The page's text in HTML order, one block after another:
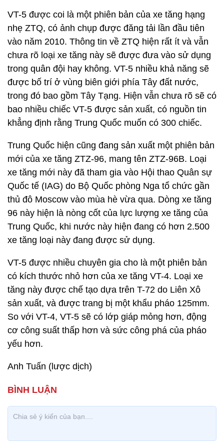
VT-5 được coi là một phiên bản của xe tăng hạng
nhẹ ZTQ, có ảnh chụp được đăng tải lần đầu tiên
vào năm 2010. Thông tin về ZTQ hiện rất ít và vẫn
chưa rõ loại xe tăng này sẽ được đưa vào sử dụng
trong quân đội hay không. VT-5 nhiều khả năng sẽ
được bố trí ở vùng biên giới phía Tây đất nước,
trong đó bao gồm Tây Tạng. Hiện vẫn chưa rõ sẽ có
bao nhiều chiếc VT-5 được sản xuất, có nguồn tin
khẳng định rằng Trung Quốc muốn có 300 chiếc.
Trung Quốc hiện cũng đang sản xuất một phiên bản
mới của xe tăng ZTZ-96, mang tên ZTZ-96B. Loại
xe tăng mới này đã tham gia vào Hội thao Quân sự
Quốc tế (IAG) do Bộ Quốc phòng Nga tổ chức gần
thủ đô Moscow vào mùa hè vừa qua. Dòng xe tăng
96 này hiện là nòng cốt của lực lượng xe tăng của
Trung Quốc, khi nước này hiện đang có hơn 2.500
xe tăng loại này đang được sử dụng.
VT-5 được nhiều chuyên gia cho là một phiên bản
có kích thước nhỏ hơn của xe tăng VT-4. Loại xe
tăng này được chế tạo dựa trên T-72 do Liên Xô
sản xuất, và được trang bị một khẩu pháo 125mm.
So với VT-4, VT-5 sẽ có lớp giáp mỏng hơn, động
cơ công suất thấp hơn và sức công phá của pháo
yếu hơn.
Anh Tuấn (lược dịch)